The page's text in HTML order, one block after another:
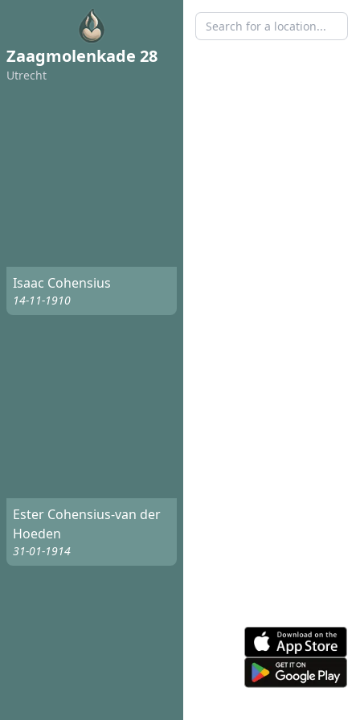
Zaagmolenkade 28
Utrecht
Isaac Cohensius
14-11-1910
Ester Cohensius-van der
Hoeden
31-01-1914